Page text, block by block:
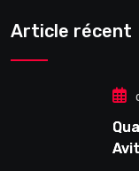
Article récent